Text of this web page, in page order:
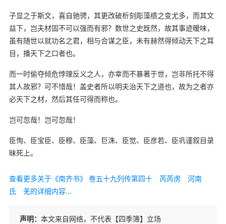
子显之于斯文，喜自驰骋，其更改破析刻彫藻缋之变尤多，而其文
益下，岂夫材固不可以强而有邪？数世之史既然，故其事迹暧味，
虽有随世以就功名之君，相与合谋之臣，未有赫然得倾动天下之耳
目，播天下之口者也。
而一时偷夺倾危悖理反义之人，亦幸而不暴著于世，岂非所托不得
其人故邪？可不惜哉！盖史者所以明夫治天下之道也，故为之者亦
必天下之材，然后其任可得而称也。
岂可忽哉！岂可忽哉！
臣恂、臣宝臣、臣穆、臣藻、巨洙、臣觉、臣彦若、臣巩谨叙目录
昧死上。
查看更多关于《南齐书》 卷五十九列传第四十 芮芮虏 河南
氐 羌的详细内容...
声明： 本文来自网络，不代表【四季簿】立场